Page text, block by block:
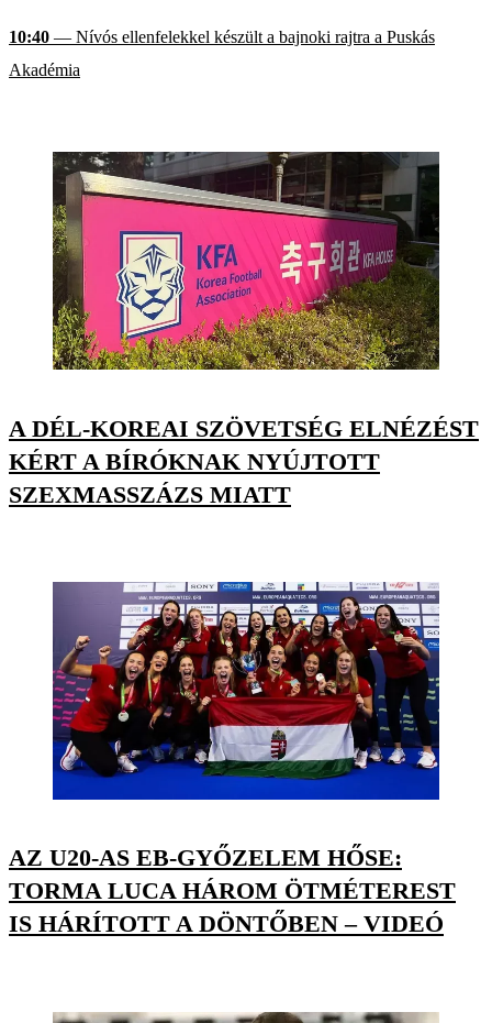
10:40 — Nívós ellenfelekkel készült a bajnoki rajtra a Puskás
Akadémia
A DÉL-KOREAI SZÖVETSÉG ELNÉZÉST
KÉRT A BÍRÓKNAK NYÚJTOTT
SZEXMASSZÁZS MIATT
AZ U20-AS EB-GYŐZELEM HŐSE:
TORMA LUCA HÁROM ÖTMÉTEREST
IS HÁRÍTOTT A DÖNTŐBEN – VIDEÓ